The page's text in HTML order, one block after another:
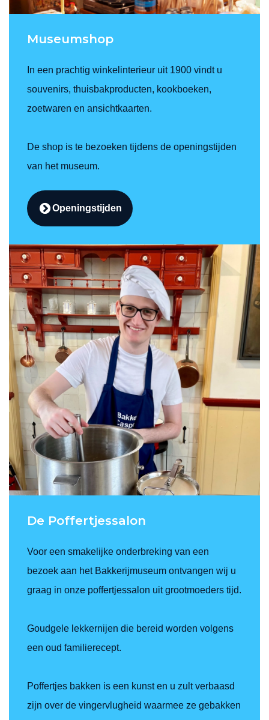
Museumshop
In een prachtig winkelinterieur uit 1900 vindt u
souvenirs, thuisbakproducten, kookboeken,
zoetwaren en ansichtkaarten.
De shop is te bezoeken tijdens de openingstijden
van het museum.
Openingstijden
De Poffertjessalon
Voor een smakelijke onderbreking van een
bezoek aan het Bakkerijmuseum ontvangen wij u
graag in onze poffertjessalon uit grootmoeders tijd.
Goudgele lekkernijen die bereid worden volgens
een oud familierecept.
Poffertjes bakken is een kunst en u zult verbaasd
zijn over de vingervlugheid waarmee ze gebakken